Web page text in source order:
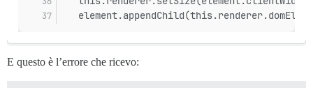
E questo è l’errore che ricevo: